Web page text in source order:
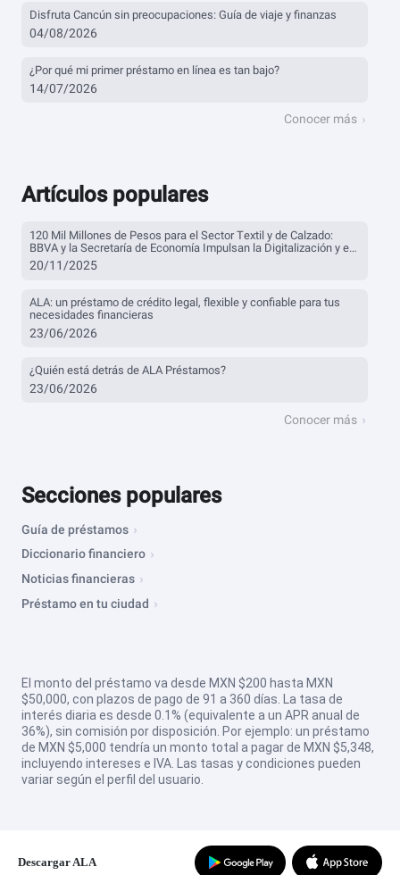
Disfruta Cancún sin preocupaciones: Guía de viaje y finanzas
04/08/2026
¿Por qué mi primer préstamo en línea es tan bajo?
14/07/2026
Conocer más
Artículos populares
120 Mil Millones de Pesos para el Sector Textil y de Calzado:
BBVA y la Secretaría de Economía Impulsan la Digitalización y el
Financiamiento
20/11/2025
ALA: un préstamo de crédito legal, flexible y confiable para tus
necesidades financieras
23/06/2026
¿Quién está detrás de ALA Préstamos?
23/06/2026
Conocer más
Secciones populares
Guía de préstamos
Diccionario financiero
Noticias financieras
Préstamo en tu ciudad
El monto del préstamo va desde MXN $200 hasta MXN
$50,000, con plazos de pago de 91 a 360 días. La tasa de
interés diaria es desde 0.1% (equivalente a un APR anual de
36%), sin comisión por disposición. Por ejemplo: un préstamo
de MXN $5,000 tendría un monto total a pagar de MXN $5,348,
incluyendo intereses e IVA. Las tasas y condiciones pueden
variar según el perfil del usuario.
Descargar ALA